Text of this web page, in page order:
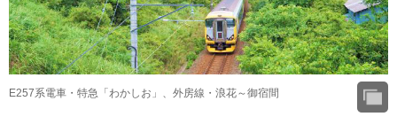
E257系電車・特急「わかしお」、外房線・浪花～御宿間